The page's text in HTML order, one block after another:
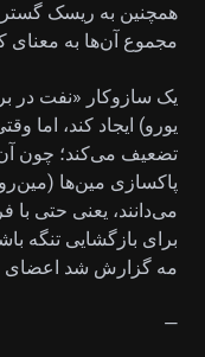
همچنین به ریسک
مجموع آن‌ها به معنای
یک سازوکار «نفت در
تضعیف می‌کند؛ چون آن
می‌دانند، یعنی حتی
مه گزارش شد اعضای
—